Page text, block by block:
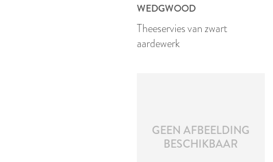
WEDGWOOD
Theeservies van zwart
aardewerk
GEEN AFBEELDING
BESCHIKBAAR